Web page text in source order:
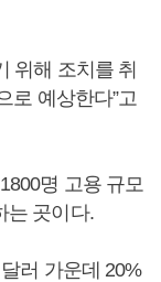
위해 조치를 취
로 예상한다”고
명 고용 규모
는 곳이다.
러 가운데 20%